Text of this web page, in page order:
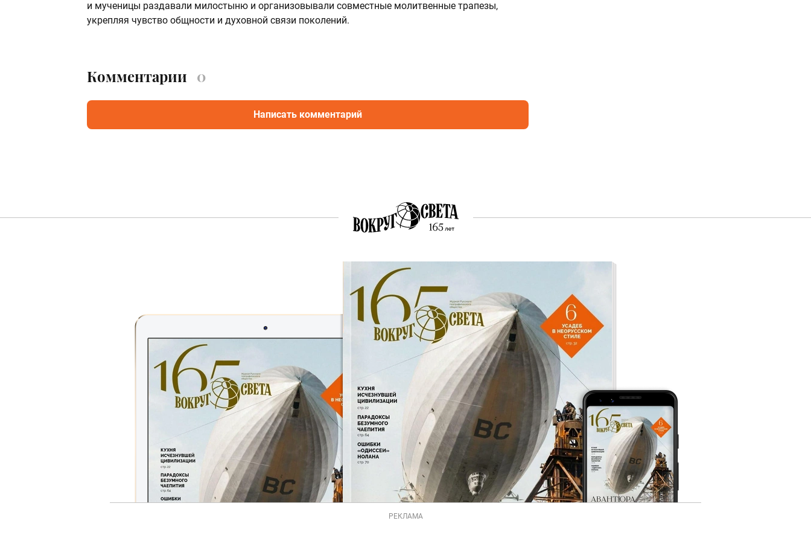
и мученицы раздавали милостыню и организовывали совместные молитвенные трапезы,
укрепляя чувство общности и духовной связи поколений.
Комментарии 0
Написать комментарий
РЕКЛАМА